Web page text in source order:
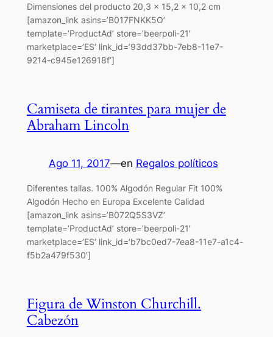
Dimensiones del producto 20,3 x 15,2 x 10,2 cm
[amazon_link asins=’B017FNKK5O’
template=’ProductAd’ store=’beerpoli-21′
marketplace=’ES’ link_id=’93dd37bb-7eb8-11e7-
9214-c945e126918f’]
Camiseta de tirantes para mujer de
Abraham Lincoln
Ago 11, 2017—en Regalos políticos
Diferentes tallas. 100% Algodón Regular Fit 100%
Algodón Hecho en Europa Excelente Calidad
[amazon_link asins=’B072Q5S3VZ’
template=’ProductAd’ store=’beerpoli-21′
marketplace=’ES’ link_id=’b7bc0ed7-7ea8-11e7-a1c4-
f5b2a479f530′]
Figura de Winston Churchill.
Cabezón